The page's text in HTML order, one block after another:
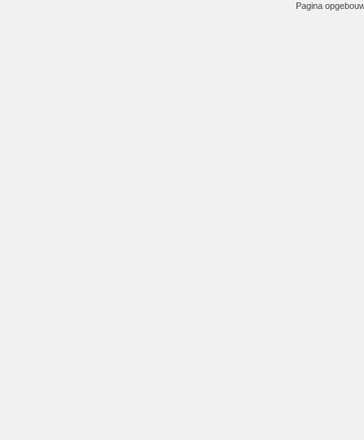
Pagina